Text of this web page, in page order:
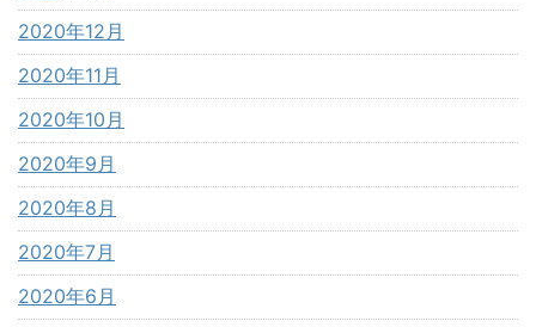
2020年12月
2020年11月
2020年10月
2020年9月
2020年8月
2020年7月
2020年6月